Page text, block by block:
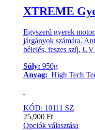
XTREME
Egyszerű gyerek
járgányok számára.
bélelés, feszes szíj,
Súly: 950g
Anyag: High Tech
KÓD: 10111 SZ
25,900 Ft
Opciók választása